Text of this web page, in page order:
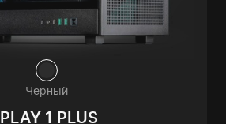
Черный
PLAY 1 PLUS